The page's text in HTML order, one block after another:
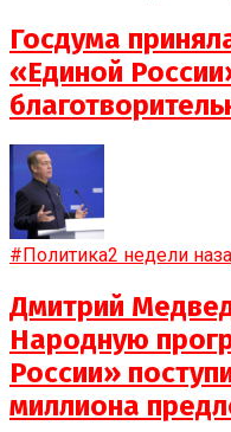
Госдума
«Единой
#Политика2 недели
Дмитрий
Народную
России»
миллиона